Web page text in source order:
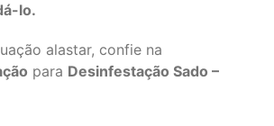
lo.
alastar, confie na
para Desinfestação Sado –